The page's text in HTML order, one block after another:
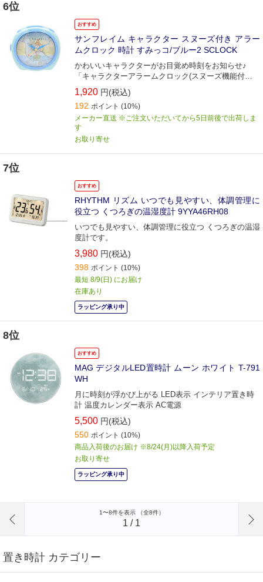
6位
おすすめ
サンフレイム キャラクター スヌーズ付き アラー
ムクロック 時計 すみっコ/ブルー2 SCLOCK
かわいいキャラクターがお目覚め時刻をお知らせ♪
「キャラクターアラームクロック(スヌーズ機能付
き)」。
1,920 円(税込)
192 ポイント (10%)
メーカー直送 ※ご注文いただいてから5日前後で出荷しま
す
お取り寄せ
7位
おすすめ
RHYTHM リズム いつでも見やすい、体調管理に
役立つ くつろぎの温湿度計 9YYA46RH08
いつでも見やすい、体調管理に役立つ くつろぎの温湿
度計です。
3,980 円(税込)
398 ポイント (10%)
最短 8/9(日) にお届け
在庫あり
ラッピング承り中
8位
おすすめ
MAG デジタルLED置時計 ムーン ホワイト T-791
WH
月に時刻が浮かび上がる LED表示 インテリア置き時
計 温度カレンダー表示 AC電源
5,500 円(税込)
550 ポイント (10%)
商品入荷後のお届け ※8/24(月)以降入荷予定
お取り寄せ
ラッピング承り中
1〜8件を表示 （全8件）
1 / 1
置き時計 カテゴリー